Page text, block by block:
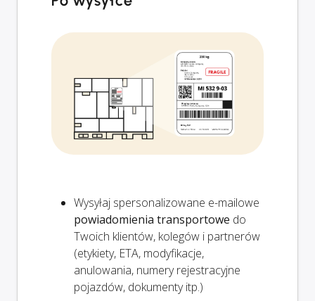
Wysyłaj spersonalizowane e-mailowe
powiadomienia transportowe do
Twoich klientów, kolegów i partnerów
(etykiety, ETA, modyfikacje,
anulowania, numery rejestracyjne
pojazdów, dokumenty itp.)